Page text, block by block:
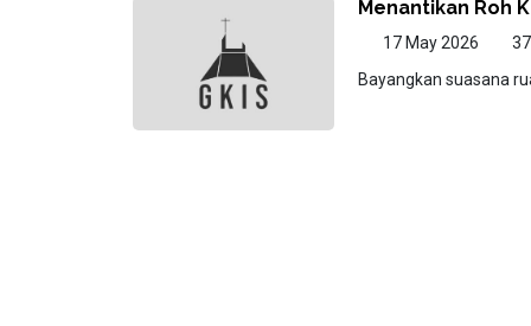
Menantikan Roh
17 May 2026
Bayangkan suasana